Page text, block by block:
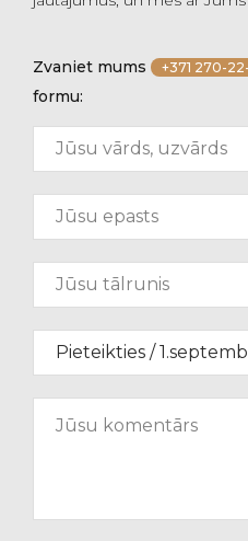
Zvaniet mums +371 270-
formu: